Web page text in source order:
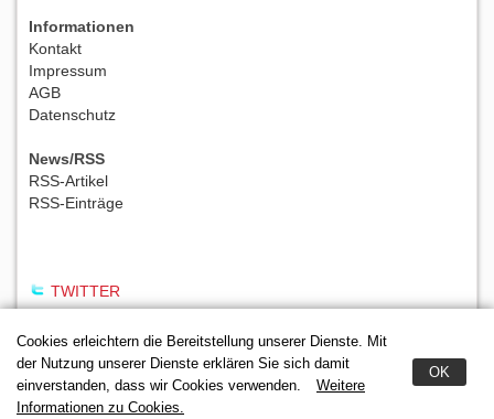
Cookies erleichtern die Bereitstellung unserer Dienste. Mit
der Nutzung unserer Dienste erklären Sie sich damit
einverstanden, dass wir Cookies verwenden.
Weitere
Informationen zu Cookies.
OK
Informationen
Kontakt
Impressum
AGB
Datenschutz
News/RSS
RSS-Artikel
RSS-Einträge
TWITTER